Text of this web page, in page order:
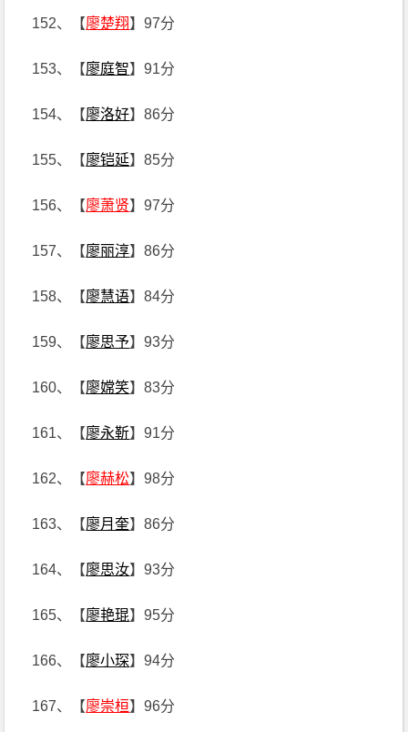
152、【廖楚翔】97分
153、【廖庭智】91分
154、【廖洛好】86分
155、【廖铠延】85分
156、【廖萧贤】97分
157、【廖丽淳】86分
158、【廖慧语】84分
159、【廖思予】93分
160、【廖嫦笑】83分
161、【廖永靳】91分
162、【廖赫松】98分
163、【廖月奎】86分
164、【廖思汝】93分
165、【廖艳琨】95分
166、【廖小琛】94分
167、【廖崇桓】96分